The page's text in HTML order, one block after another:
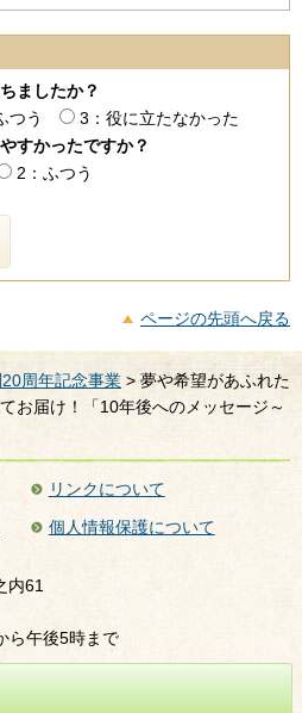
ましたか？
つう
3：役に立たなかった
すかったですか？
2：ふつう
ページの先頭へ戻る
周年記念事業 > 夢や希望があふれた
お届け！「10年後へのメッセージ～
リンクについて
個人情報保護について
内61
ら午後5時まで